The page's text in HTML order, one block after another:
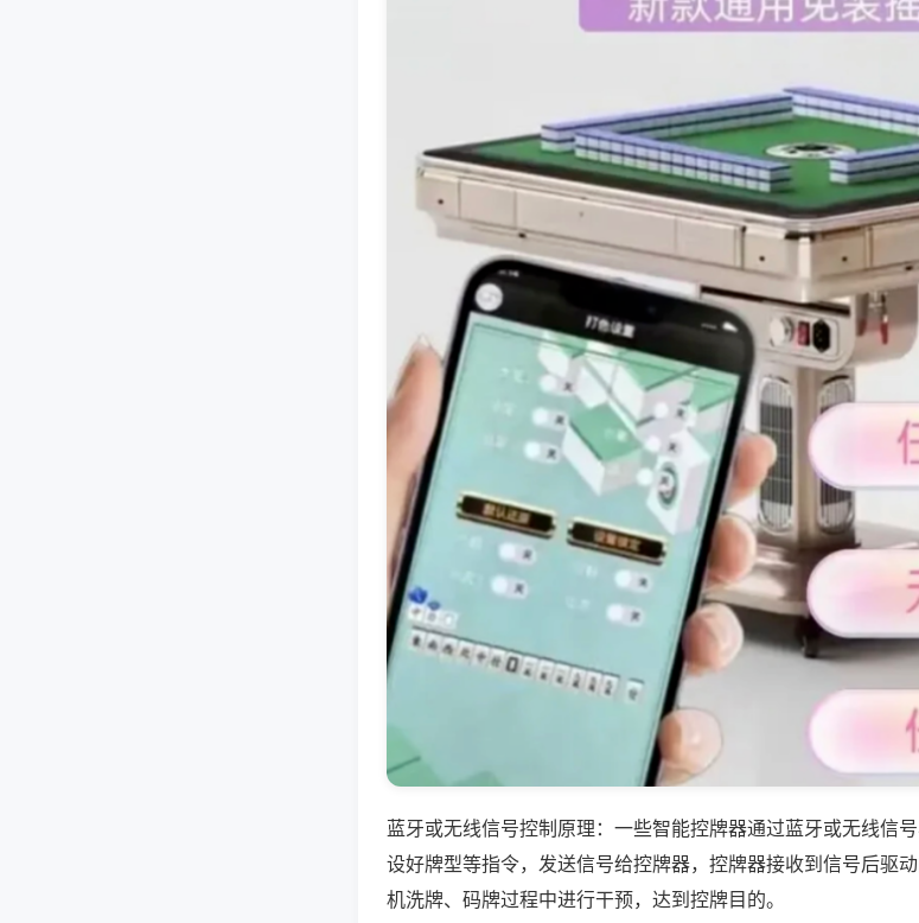
蓝牙或无线信号控制原理：一些智能控牌器通过蓝牙或无线信
设好牌型等指令，发送信号给控牌器，控牌器接收到信号后驱
机洗牌、码牌过程中进行干预，达到控牌目的。